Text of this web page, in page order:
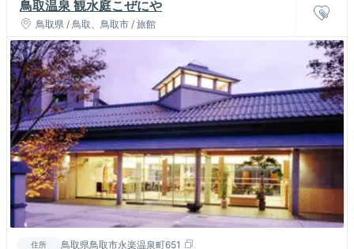
鳥取温泉 観水庭こぜにや
鳥取県 / 鳥取、鳥取市 / 旅館
住所 鳥取県鳥取市永楽温泉町651